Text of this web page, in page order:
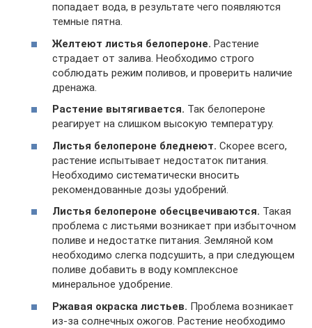
попадает вода, в результате чего появляются
темные пятна.
Желтеют листья белопероне. Растение
страдает от залива. Необходимо строго
соблюдать режим поливов, и проверить наличие
дренажа.
Растение вытягивается. Так белопероне
реагирует на слишком высокую температуру.
Листья белопероне бледнеют. Скорее всего,
растение испытывает недостаток питания.
Необходимо систематически вносить
рекомендованные дозы удобрений.
Листья белопероне обесцвечиваются. Такая
проблема с листьями возникает при избыточном
поливе и недостатке питания. Земляной ком
необходимо слегка подсушить, а при следующем
поливе добавить в воду комплексное
минеральное удобрение.
Ржавая окраска листьев. Проблема возникает
из-за солнечных ожогов. Растение необходимо